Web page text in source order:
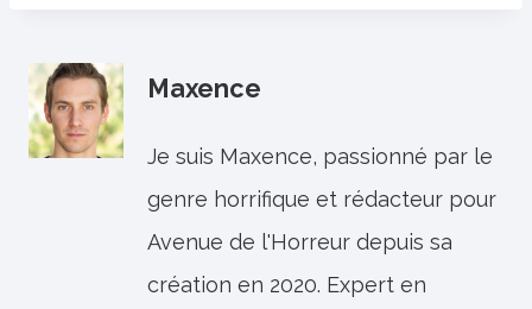
Maxence
Je suis Maxence, passionné par le
genre horrifique et rédacteur pour
Avenue de l'Horreur depuis sa
création en 2020. Expert en